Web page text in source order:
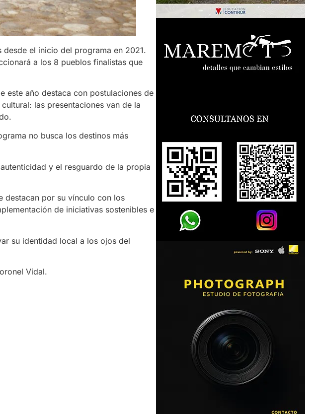
el inicio del programa en 2021.
a los 8 pueblos finalistas que
este año destaca con postulaciones de
las presentaciones van de la
no busca los destinos más
y el resguardo de la propia
destacan por su vínculo con los
de iniciativas sostenibles e
su identidad local a los ojos del
Vidal.